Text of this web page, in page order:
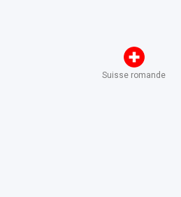
Suisse romande